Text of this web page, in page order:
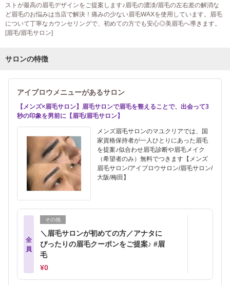
ストが最高の眉毛デザインをご提案します♪眉毛の濃淡/眉毛の左右差の解消な
ど眉毛のお悩みは当店で解決！痛みの少ない眉毛WAXを使用しています。眉毛
について丁寧なカウンセリングで、初めての方でも安心◎美眉毛へ導きます。
[眉毛/眉毛サロン]
サロンの特徴
アイブロウメニューがあるサロン
【メンズ×眉毛サロン】眉毛サロンで眉毛を整えることで、出会って3
秒の印象を男前に【眉毛/眉毛サロン】
メンズ眉毛サロンのマユクリアでは、国
家資格保持者が一人ひとりにあった眉毛
を提案♪似合わせ眉毛診断や眉毛メイク
（希望者のみ）無料でつきます【メンズ
眉毛サロン/アイブロウサロン/眉毛サロン/
大阪/梅田】
全
員
その他
＼眉毛サロンが初めての方／アナタに
ぴったりの眉毛クーポンをご提案♪ #眉
毛
¥0